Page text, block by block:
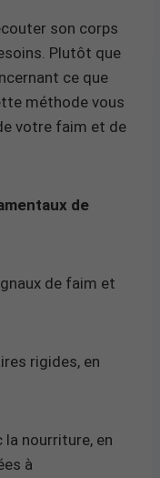
son corps
Plutôt que
ce que
méthode vous
votre faim et de
de
de faim et
rigides, en
la nourriture, en
à